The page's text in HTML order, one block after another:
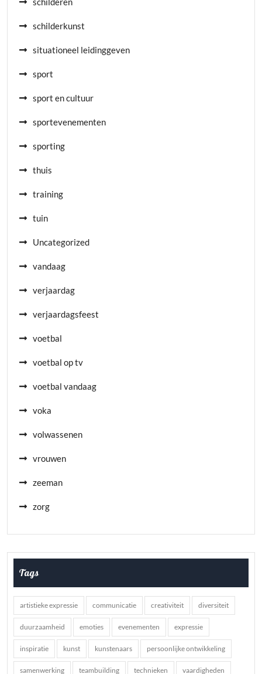
schilderkunst
situationeel leidinggeven
sport
sport en cultuur
sportevenementen
sporting
thuis
training
tuin
Uncategorized
vandaag
verjaardag
verjaardagsfeest
voetbal
voetbal op tv
voetbal vandaag
voka
volwassenen
vrouwen
zeeman
zorg
Tags
artistieke expressie communicatie creativiteit diversiteit
duurzaamheid emoties evenementen expressie
inspiratie kunst kunstenaars persoonlijke ontwikkeling
samenwerking teambuilding technieken vaardigheden